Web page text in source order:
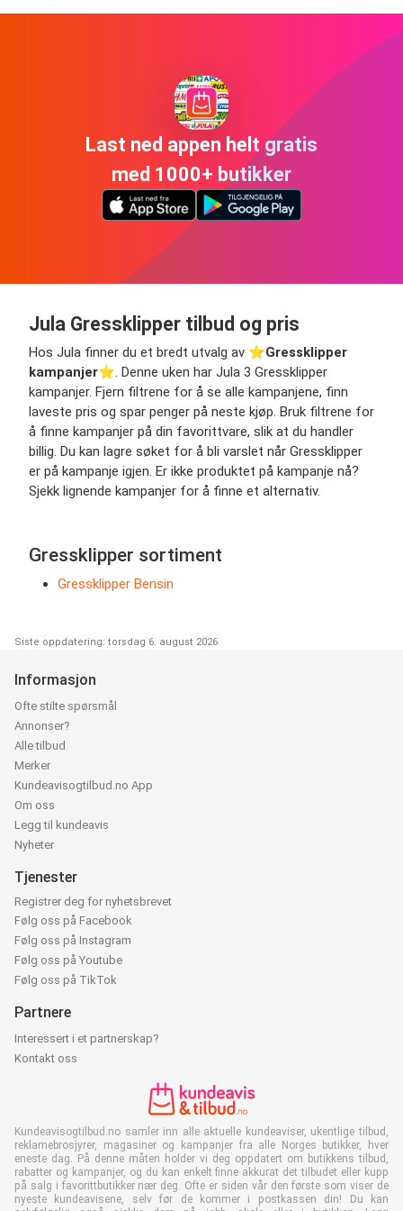
Last ned appen helt gratis
med 1000+ butikker
Jula Gressklipper tilbud og pris
Hos Jula finner du et bredt utvalg av ⭐️Gressklipper
kampanjer⭐️. Denne uken har Jula 3 Gressklipper
kampanjer. Fjern filtrene for å se alle kampanjene, finn
laveste pris og spar penger på neste kjøp. Bruk filtrene for
å finne kampanjer på din favorittvare, slik at du handler
billig. Du kan lagre søket for å bli varslet når Gressklipper
er på kampanje igjen. Er ikke produktet på kampanje nå?
Sjekk lignende kampanjer for å finne et alternativ.
Gressklipper sortiment
Gressklipper Bensin
Siste oppdatering: torsdag 6. august 2026
Informasjon
Ofte stilte spørsmål
Annonser?
Alle tilbud
Merker
Kundeavisogtilbud.no App
Om oss
Legg til kundeavis
Nyheter
Tjenester
Registrer deg for nyhetsbrevet
Følg oss på Facebook
Følg oss på Instagram
Følg oss på Youtube
Følg oss på TikTok
Partnere
Interessert i et partnerskap?
Kontakt oss
Kundeavisogtilbud.no samler inn alle aktuelle kundeaviser, ukentlige tilbud,
reklamebrosjyrer, magasiner og kampanjer fra alle Norges butikker, hver
eneste dag. På denne måten holder vi deg oppdatert om butikkens tilbud,
rabatter og kampanjer, og du kan enkelt finne akkurat det tilbudet eller kupp
på salg i favorittbutikker nær deg. Ofte er siden vår den første som viser de
nyeste kundeavisene, selv før de kommer i postkassen din! Du kan